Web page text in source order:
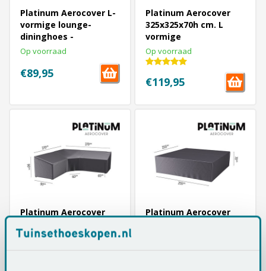
Platinum Aerocover L-
vormige lounge-
dininghoes -
220x220x65/90 cm.
Op voorraad
€89,95
Platinum Aerocover
325x325x70h cm. L
vormige
loungesethoes
Op voorraad
€119,95
Platinum Aerocover
hoek - L vormige
Platinum Aerocover